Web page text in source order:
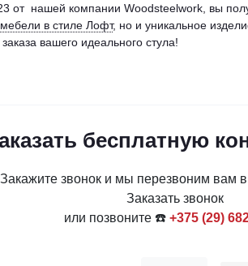
от нашей компании Woodsteelwork, вы
мебели в стиле Лофт, но и уникальное
вашего идеального стула!
бесплатную
Закажите звонок и мы перезвоним вам в
Заказать звонок
или позвоните ☎️ +375 (29)